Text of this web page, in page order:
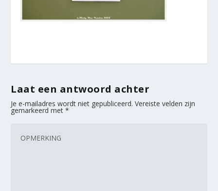
Laat een antwoord achter
Je e-mailadres wordt niet gepubliceerd. Vereiste velden zijn
gemarkeerd met*